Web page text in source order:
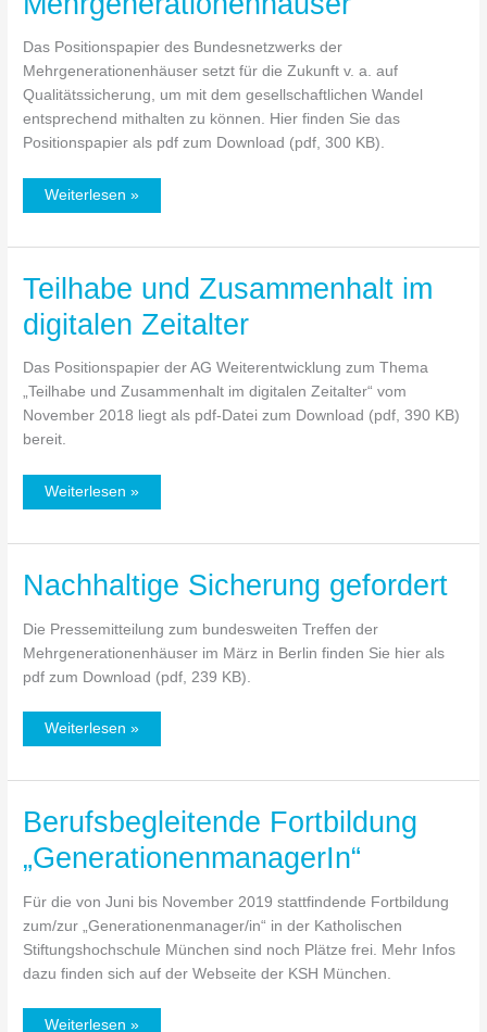
Das Positionspapier des Bundesnetzwerks der
Mehrgenerationenhäuser setzt für die Zukunft v. a. auf
Qualitätssicherung, um mit dem gesellschaftlichen Wandel
entsprechend mithalten zu können. Hier finden Sie das
Positionspapier als pdf zum Download (pdf, 300 KB).
der
Weiterlesen »
Teilhabe und Zusammenhalt im
digitalen Zeitalter
Das Positionspapier der AG Weiterentwicklung zum Thema
„Teilhabe und Zusammenhalt im digitalen Zeitalter“ vom
November 2018 liegt als pdf-Datei zum Download (pdf, 390 KB)
bereit.
Teilhabe
und
Zusammenhalt
digitalen
Zeitalter
Weiterlesen »
Nachhaltige Sicherung gefordert
Die Pressemitteilung zum bundesweiten Treffen der
Mehrgenerationenhäuser im März in Berlin finden Sie hier als
pdf zum Download (pdf, 239 KB).
Nachhaltige
gefordert
Weiterlesen »
Berufsbegleitende Fortbildung
„GenerationenmanagerIn“
Für die von Juni bis November 2019 stattfindende Fortbildung
zum/zur „Generationenmanager/in“ in der Katholischen
Stiftungshochschule München sind noch Plätze frei. Mehr Infos
dazu finden sich auf der Webseite der KSH München.
Berufsbegleitende
„GenerationenmanagerIn“
Weiterlesen »